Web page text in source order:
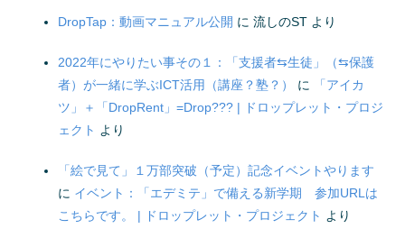
DropTap：動画マニュアル公開 に 流しのST より
2022年にやりたい事その１：「支援者⇆生徒」（⇆保護
者）が一緒に学ぶICT活用（講座？塾？）
に
「アイカ
ツ」＋「DropRent」=Drop??? | ドロップレット・プロジ
ェクト より
「絵で見て」１万部突破（予定）記念イベントやります
に イベント：「エデミテ」で備える新学期 参加URLは
こちらです。 | ドロップレット・プロジェクト より